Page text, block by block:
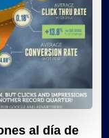
al día de